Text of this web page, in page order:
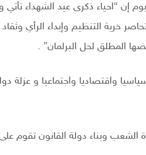
“احياء ذكرى عيد الشهداء تأتي
خرية التنظيم وإبداء الرأي
المطلق لحل البرلمان” .
واقتصاديا واجتماعيا و عزلة
الشعب وبناء دولة القانون تقوم